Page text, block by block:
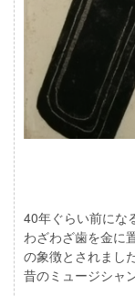
40年ぐらい前にな
わざわざ歯を金に
の象徴とされました
昔のミュージシャ